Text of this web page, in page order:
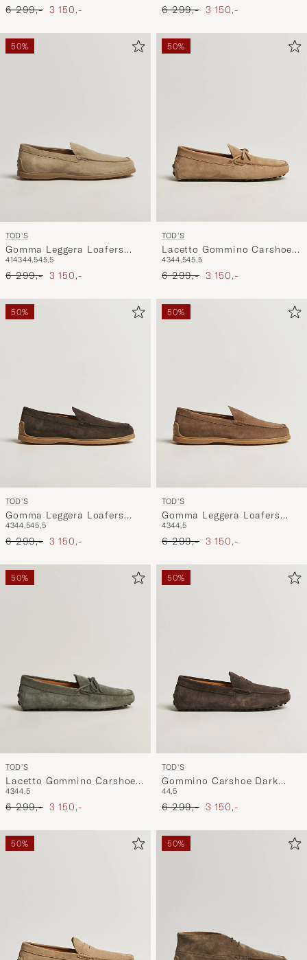
Ordinær pris
6 299,- Nedsatt pris
3 150,- Ordinær pris
6 299,- Nedsatt pris
3 150,-
50%
TOD'S
Gomma Leggera Loafers
Light Beige Suede
414344,545,5
Ordinær pris
6 299,- Nedsatt pris
3 150,-
50%
TOD'S
Lacetto Gommino Carshoe
Beige Suede
4344,545,5
Ordinær pris
6 299,- Nedsatt pris
3 150,-
50%
TOD'S
Gomma Leggera Loafers
Dark Brown Suede
4344,545,5
Ordinær pris
6 299,- Nedsatt pris
3 150,-
50%
TOD'S
Gomma Leggera Loafers
Chestnut Suede
4344,5
Ordinær pris
6 299,- Nedsatt pris
3 150,-
50%
TOD'S
Lacetto Gommino Carshoe
Green Suede
4344,5
Ordinær pris
6 299,- Nedsatt pris
3 150,-
50%
TOD'S
Gommino Carshoe Dark
Brown Suede
44,5
Ordinær pris
6 299,- Nedsatt pris
3 150,-
50% 50%